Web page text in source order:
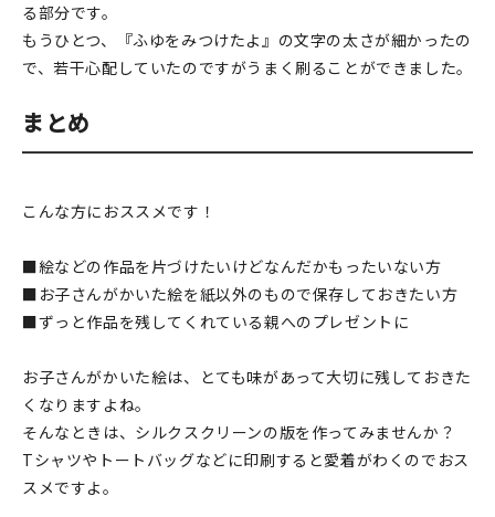
る部分です。
もうひとつ、『ふゆをみつけたよ』の文字の太さが細かったの
で、若干心配していたのですがうまく刷ることができました。
まとめ
こんな方におススメです！
■絵などの作品を片づけたいけどなんだかもったいない方
■お子さんがかいた絵を紙以外のもので保存しておきたい方
■ずっと作品を残してくれている親へのプレゼントに
お子さんがかいた絵は、とても味があって大切に残しておきた
くなりますよね。
そんなときは、シルクスクリーンの版を作ってみませんか？
Tシャツやトートバッグなどに印刷すると愛着がわくのでおス
スメですよ。